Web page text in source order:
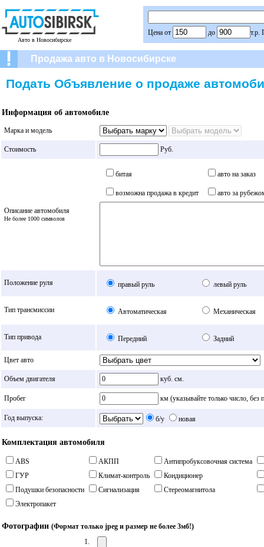
Авто в Новосибирске
Цена от до т.р.
Продажа авто в Новосибирске
Подать Объявление о продаже
Информация об автомобиле
Марка и модель
Стоимость Руб.
Описание автомобиля
Не более 1000 символов
битая авто на заказ
возможна продажа в кредит авто за
Положение руля правый руль левый руль
Тип трансмиссии Автоматическая Механическая
Тип привода Передний Задний
Цвет авто
Объем двигателя куб. см.
Пробег км (указывайте только число,
Год выпуска: б/у новая
Комплектация автомобиля
ABS АКПП
Антипробуксовочная система
ГУР
Климат-контроль
Кондиционер
Подушки безопасности
Сигнализация
Стереомагнитола
Электропакет
Фотографии (Формат только jpeg и размер не более 3мб!)
1.